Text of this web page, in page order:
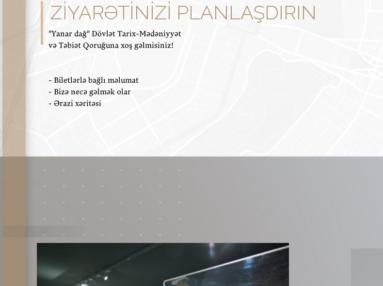
ZIYARƏTINIZI PLANLAŞDIRIN
"Yanar dağ" Dövlət Tarix-Mədəniyyət
və Təbiət Qoruğuna xoş gəlmisiniz!
- Biletlərlə bağlı məlumat
- Bizə necə gəlmək olar
- Ərazi xəritəsi